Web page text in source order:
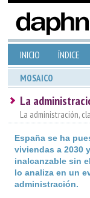
INICIO ÍNDICE
MOSAICO
La
La administración,
España se ha
viviendas a 2030
inalcanzable sin
lo analiza en un
administración.